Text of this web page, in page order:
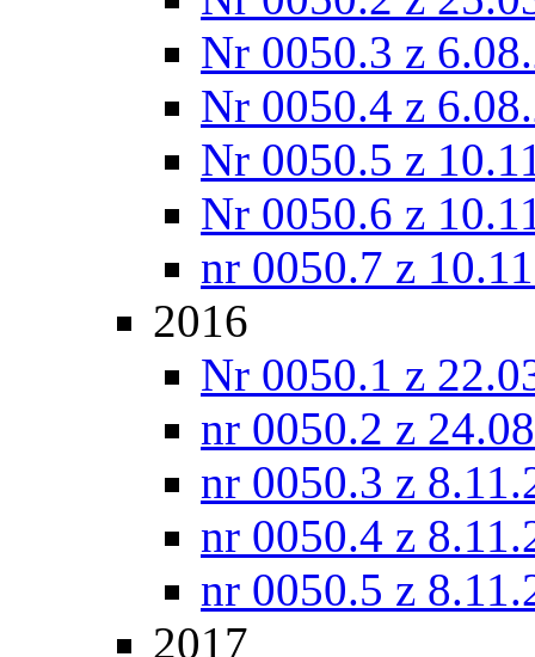
Nr 0050.3 z
Nr 0050.4 z
Nr 0050.5 z
Nr 0050.6 z
nr 0050.7 z
2016
Nr 0050.1 z
nr 0050.2 z
nr 0050.3 z
nr 0050.4 z
nr 0050.5 z
2017